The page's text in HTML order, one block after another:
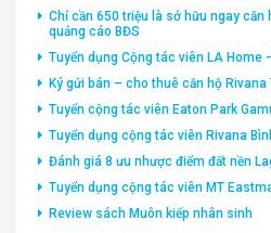
Chỉ cần 650 triệu là sở hữu ngay căn
quảng cáo BĐS
Tuyển dụng Cộng tác viên LA Home
Ký gửi bán – cho thuê căn hộ
Tuyển cộng tác viên Eaton Park
Tuyển dụng cộng tác viên Rivana
Đánh giá 8 ưu nhược điểm đất nền
Tuyển dụng cộng tác viên MT
Review sách Muôn kiếp nhân sinh